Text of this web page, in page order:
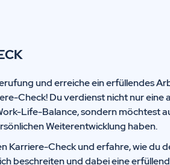
und erreiche ein erfüllendes
Check! Du verdienst nicht nur eine
Life-Balance, sondern möchtest
Weiterentwicklung haben.
Karriere-Check und erfahre, wie du
beschreiten und dabei eine